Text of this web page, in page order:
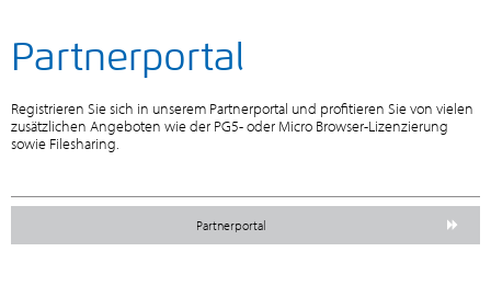
Partnerportal
Registrieren Sie sich in unserem Partnerportal und profitieren Sie von vielen
zusätzlichen Angeboten wie der PG5- oder Micro Browser-Lizenzierung
sowie Filesharing.
Partnerportal